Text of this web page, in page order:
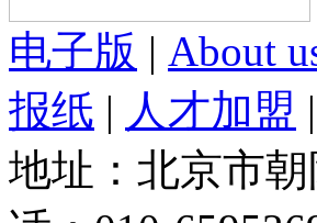
电子版 | About
报纸 | 人才加盟 |
地址：北京市